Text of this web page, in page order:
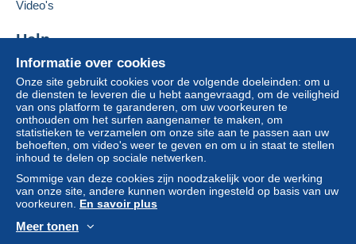
Delcampe, zoals gedefinieerd in de
toepassing zijn.
Aankopen moeten worden betaald binnen14
dagenna ontvangst van de eindafrekening van de
verkoper.
Garantie:
koper.
Om de termijnen voor terugzending en
terugbetaling van het item te weten,
het Delcampe-charter
Informatie over cookies
Onze site gebruikt cookies voor de volgende doeleinden: om u
de diensten te leveren die u hebt aangevraagd, om de veiligheid
van ons platform te garanderen, om uw voorkeuren te
onthouden om het surfen aangenamer te maken, om
statistieken te verzamelen om onze site aan te passen aan uw
behoeften, om video's weer te geven en om u in staat te stellen
inhoud te delen op sociale netwerken.
Sommige van deze cookies zijn noodzakelijk voor de werking
van onze site, andere kunnen worden ingesteld op basis van uw
voorkeuren. En savoir plus
Meer tonen
Video's
Help
Hulpcentrum
Kopen op Delcampe
Verkopen op Delcampe
Een beveiligde website